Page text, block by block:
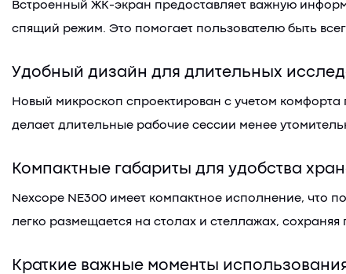
Встроенный ЖК-экран предоставляет важную
спящий режим. Это помогает пользователю быть
Удобный дизайн для длительных
Новый микроскоп спроектирован с учетом комфорта
делает длительные рабочие сессии менее
Компактные габариты для удобства
Nexcope NE300 имеет компактное исполнение, что
легко размещается на столах и стеллажах,
Краткие важные моменты